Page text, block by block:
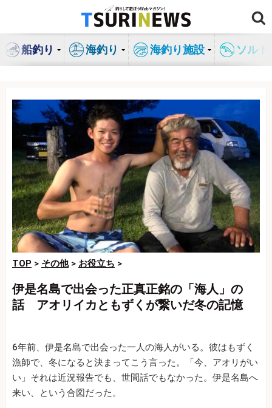
ン
船釣り 海釣り 海釣り施設 ソル
TOP > その他> お役立ち >
伊是名島で出会った正真正銘の「海人」の
話 アオリイカともずくが繋いだ冬の記憶
6年前、伊是名島で出会った一人の海人がいる。彼はもずく
漁師で、冬になると決まってこう言った。「今、アオリがい
い」それは近況報告でも、世間話でもなかった。伊是名島へ
来い、という合図だった。